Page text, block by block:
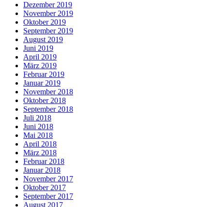
Dezember 2019
November 2019
Oktober 2019
September 2019
August 2019
Juni 2019
April 2019
März 2019
Februar 2019
Januar 2019
November 2018
Oktober 2018
September 2018
Juli 2018
Juni 2018
Mai 2018
April 2018
März 2018
Februar 2018
Januar 2018
November 2017
Oktober 2017
September 2017
August 2017